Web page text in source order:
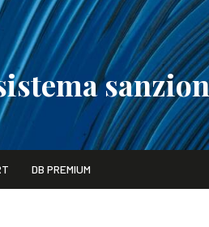
/ 1° Ottobre
DB PREMIUM